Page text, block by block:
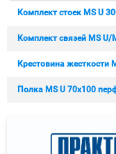
Комплект стоек MS U
Комплект связей MS U/
Крестовина жесткости
Полка MS U 70х100